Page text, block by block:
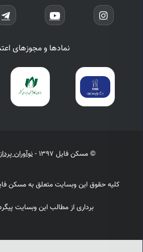
نمادها و مجوزهای
© مسکن فایل 1397 - نوآوران
کلیه حقوق این وبسایت متعلق به مسکن
برداری از مطالب این وبسایت